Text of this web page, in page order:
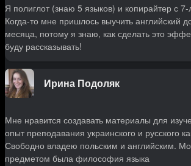
Я полиглот (знаю 5 языков) и копирайтер с
Когда-то мне пришлось выучить английский
месяца, потому я знаю, как сделать это
буду рассказывать!
Ирина Подоляк
Мне нравится создавать материалы для
опыт преподавания украинского и русского
Свободно владею польским и английским.
предметом была философия языка